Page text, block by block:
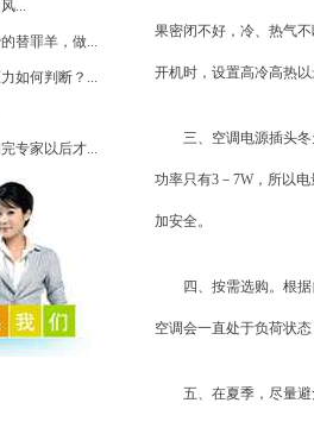
...
替罪羊，做...
如何判断？...
专家以后才...
果密闭不好，冷、热气
开机时，设置高冷高热
三、空调电源插头冬
功率只有3－7W，所以
加安全。
四、按需选购。根据
空调会一直处于负荷状
五、在夏季，尽量避